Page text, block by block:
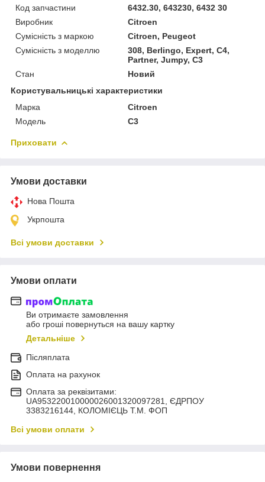
Код запчастини
6432.30, 643230, 6432 30
Виробник
Citroen
Сумісність з маркою
Citroen, Peugeot
Сумісність з моделлю
308, Berlingo, Expert, C4,
Partner, Jumpy, C3
Стан
Новий
Користувальницькі характеристики
Марка
Citroen
Мoдель
C3
Приховати
Умови доставки
Нова Пошта
Укрпошта
Всі умови доставки
Умови оплати
Ви отримаєте замовлення
або гроші повернуться на вашу картку
Детальніше
Післяплата
Оплата на рахунок
Оплата за реквізитами:
UA953220010000026001320097281, ЄДРПОУ
3383216144, КОЛОМIЄЦЬ Т.М. ФОП
Всі умови оплати
Умови повернення